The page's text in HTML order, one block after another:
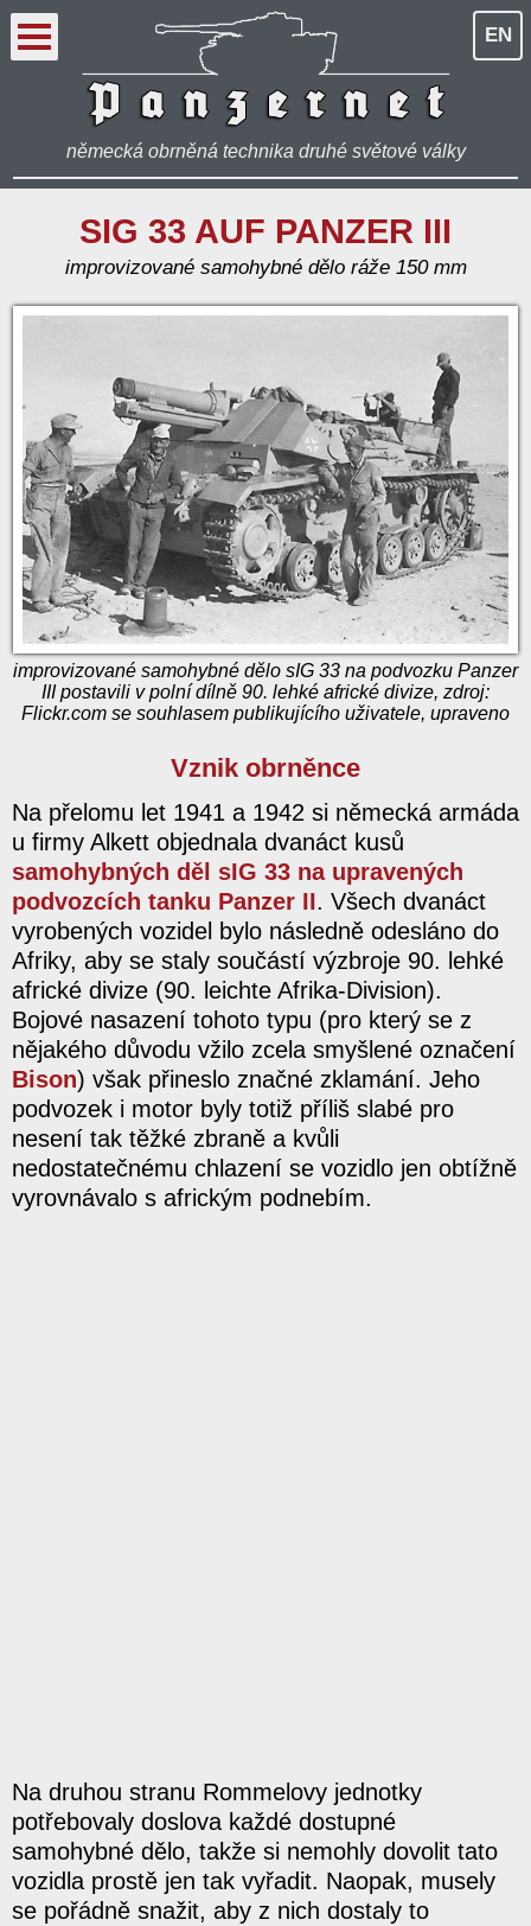
EN
německá obrněná technika druhé světové války
SIG 33 AUF PANZER III
improvizované samohybné dělo ráže 150 mm
improvizované samohybné dělo sIG 33 na podvozku Panzer
III postavili v polní dílně 90. lehké africké divize, zdroj:
Flickr.com se souhlasem publikujícího uživatele, upraveno
Vznik obrněnce
Na přelomu let 1941 a 1942 si německá armáda
u firmy Alkett objednala dvanáct kusů
samohybných děl sIG 33 na upravených
podvozcích tanku Panzer II. Všech dvanáct
vyrobených vozidel bylo následně odesláno do
Afriky, aby se staly součástí výzbroje 90. lehké
africké divize (90. leichte Afrika-Division).
Bojové nasazení tohoto typu (pro který se z
nějakého důvodu vžilo zcela smyšlené označení
Bison) však přineslo značné zklamání. Jeho
podvozek i motor byly totiž příliš slabé pro
nesení tak těžké zbraně a kvůli
nedostatečnému chlazení se vozidlo jen obtížně
vyrovnávalo s africkým podnebím.
Na druhou stranu Rommelovy jednotky
potřebovaly doslova každé dostupné
samohybné dělo, takže si nemohly dovolit tato
vozidla prostě jen tak vyřadit. Naopak, musely
se pořádně snažit, aby z nich dostaly to